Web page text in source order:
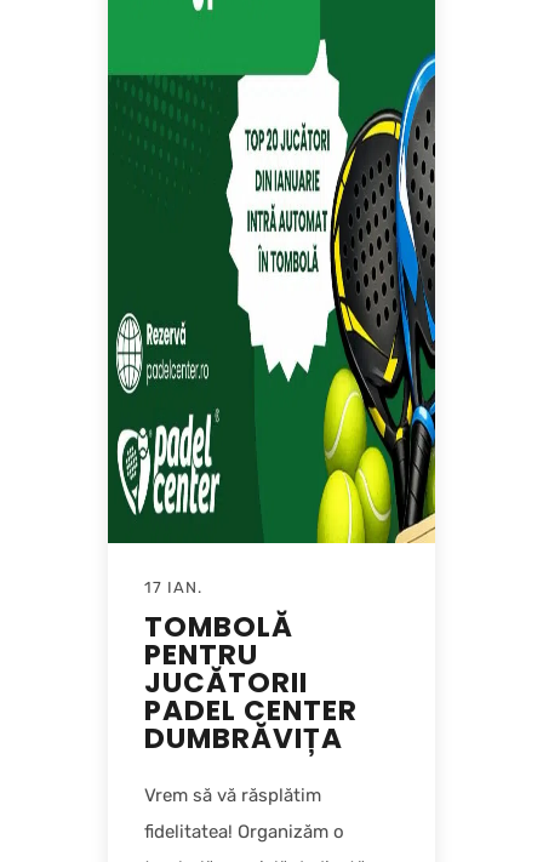
17 IAN.
TOMBOLĂ
PENTRU
JUCĂTORII
PADEL CENTER
DUMBRĂVIȚA
Vrem să vă răsplătim
fidelitatea! Organizăm o